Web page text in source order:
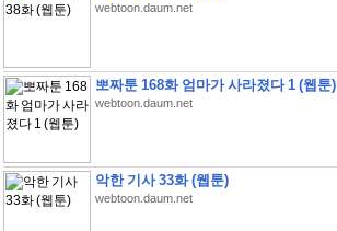
webtoon.daum.net
뽀짜툰 168화 엄마가 사라졌다 1 (웹툰)
webtoon.daum.net
악한 기사 33화 (웹툰)
webtoon.daum.net